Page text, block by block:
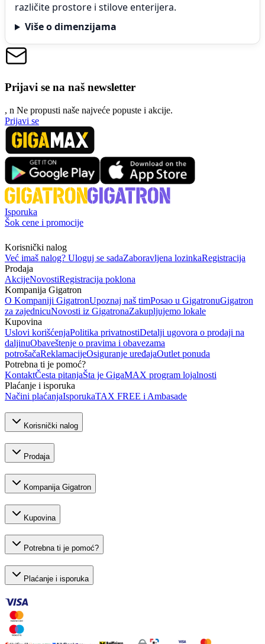
različite prostore i stilove enterijera.
Više o dimenzijama
Prijavi se na naš newsletter
, n Ne propusti naše najveće popuste i akcije.
Prijavi se
Isporuka
Šok cene i promocije
Korisnički nalog
Već imaš nalog? Uloguj se sadaZaboravljena lozinkaRegistracija
Prodaja
AkcijeNovostiRegistracija poklona
Kompanija Gigatron
O Kompaniji GigatronUpoznaj naš timPosao u GigatronuGigatron
za zajednicuNovosti iz GigatronaZakupljujemo lokale
Kupovina
Uslovi korišćenjaPolitika privatnostiDetalji ugovora o prodaji na
daljinuObaveštenje o pravima i obavezama
potrošačaReklamacijeOsiguranje uređajaOutlet ponuda
Potrebna ti je pomoć?
KontaktČesta pitanjaŠta je GigaMAX program lojalnosti
Plaćanje i isporuka
Načini plaćanjaIsporukaTAX FREE i Ambasade
Korisnički nalog
Prodaja
Kompanija Gigatron
Kupovina
Potrebna ti je pomoć?
Plaćanje i isporuka